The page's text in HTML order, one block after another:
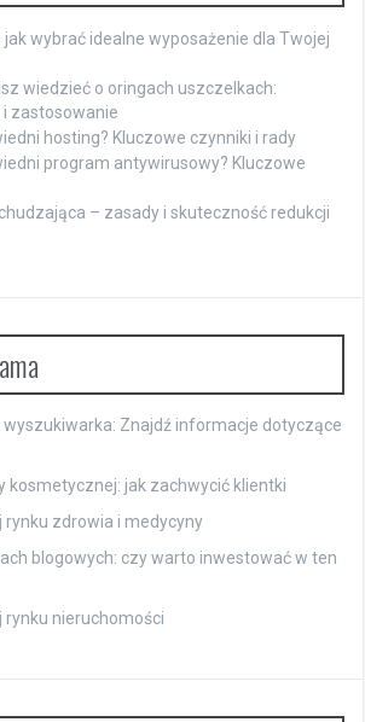
jak wybrać idealne wyposażenie dla Twojej
wiedzieć o oringach uszczelkach:
i zastosowanie
hosting? Kluczowe czynniki i rady
program antywirusowy? Kluczowe
– zasady i skuteczność redukcji
wyszukiwarka: Znajdź informacje dotyczące
kosmetycznej: jak zachwycić klientki
rynku zdrowia i medycyny
blogowych: czy warto inwestować w ten
rynku nieruchomości